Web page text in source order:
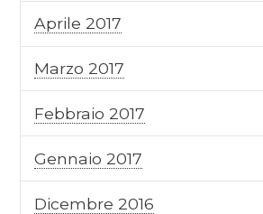
Aprile 2017
Marzo 2017
Febbraio 2017
Gennaio 2017
Dicembre 2016